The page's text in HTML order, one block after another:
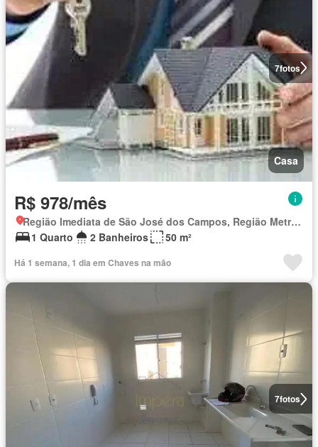
7fotos
Casa
R$ 978/mês
Região Imediata de São José dos Campos, Região Metropolitana do Vale do Paraíba e Litoral Norte
1 Quarto
2 Banheiros 50 m²
Há 1 semana, 1 dia em Chaves na mão
7fotos